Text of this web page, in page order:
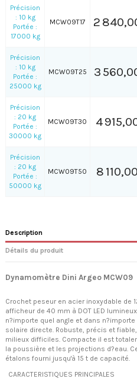
Précision
: 10 kg
Portée :
17000 kg
MCW09T17 2
Précision
: 10 kg
Portée :
25000 kg
MCW09T25 3
Précision
: 20 kg
Portée :
30000 kg
MCW09T30 4
Précision
: 20 kg
Portée :
50000 kg
MCW09T50 8
Description
Détails du produit
Dynamomètre Dini Argeo MCW09
Crochet peseur en acier inoxydable de
afficheur de 40 mm à DOT LED
n?importe quel angle et dans
solaire directe. Robuste, précis et
milieux difficiles. Compacte il est
la poussière et les projections d?eau.
étalons fourni jusqu'à 15 t de capacité.
CARACTERISTIQUES PRINCIPALES